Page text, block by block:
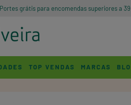
Portes grátis para encomendas superiores a
TOP VENDAS MARCAS